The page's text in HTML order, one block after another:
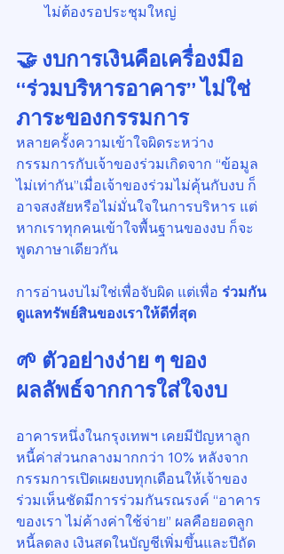
ไม่ต้องรอประชุมใหญ่
🤝 งบการเงินคือเครื่องมือ
“ร่วมบริหารอาคาร” ไม่ใช่
ภาระของกรรมการ
หลายครั้งความเข้าใจผิดระหว่าง
กรรมการกับเจ้าของร่วมเกิดจาก “ข้อมูล
ไม่เท่ากัน”เมื่อเจ้าของร่วมไม่คุ้นกับงบ ก็
อาจสงสัยหรือไม่มั่นใจในการบริหาร แต่
หากเราทุกคนเข้าใจพื้นฐานของงบ ก็จะ
พูดภาษาเดียวกัน
การอ่านงบไม่ใช่เพื่อจับผิด แต่เพื่อ ร่วมกัน
ดูแลทรัพย์สินของเราให้ดีที่สุด
🌱 ตัวอย่างง่าย ๆ ของ
ผลลัพธ์จากการใส่ใจงบ
อาคารหนึ่งในกรุงเทพฯ เคยมีปัญหาลูก
หนี้ค่าส่วนกลางมากกว่า 10% หลังจาก
กรรมการเปิดเผยงบทุกเดือนให้เจ้าของ
ร่วมเห็นชัดมีการร่วมกันรณรงค์ “อาคาร
ของเรา ไม่ค้างค่าใช้จ่าย” ผลคือยอดลูก
หนี้ลดลง เงินสดในบัญชีเพิ่มขึ้นและปีถัด